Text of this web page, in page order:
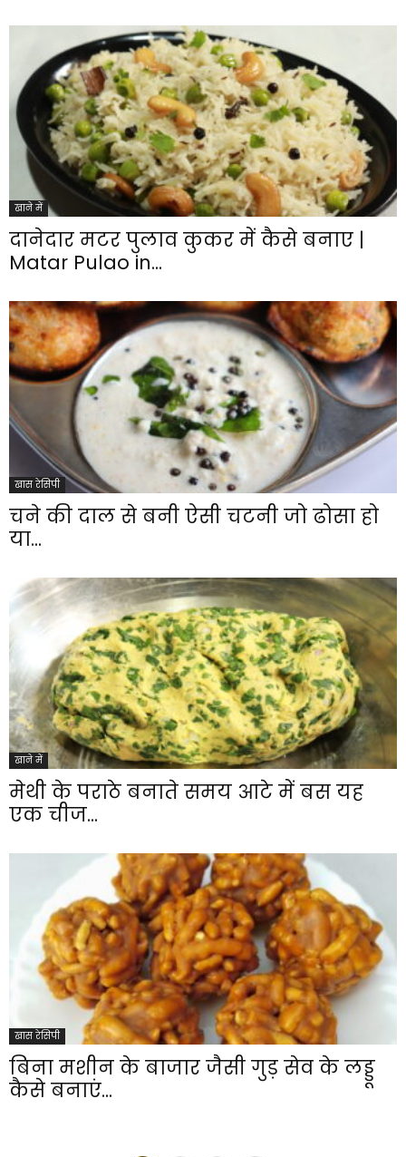
खाने में
दानेदार मटर पुलाव कुकर में कैसे बनाए |
Matar Pulao in...
खास रेसिपी
चने की दाल से बनी ऐसी चटनी जो ढोसा हो
या...
खाने में
मेथी के पराठे बनाते समय आटे में बस यह
एक चीज...
खास रेसिपी
बिना मशीन के बाजार जैसी गुड़ सेव के लड्डू
कैसे बनाएं...